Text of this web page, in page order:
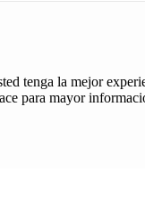
tenga la mejor
para mayor